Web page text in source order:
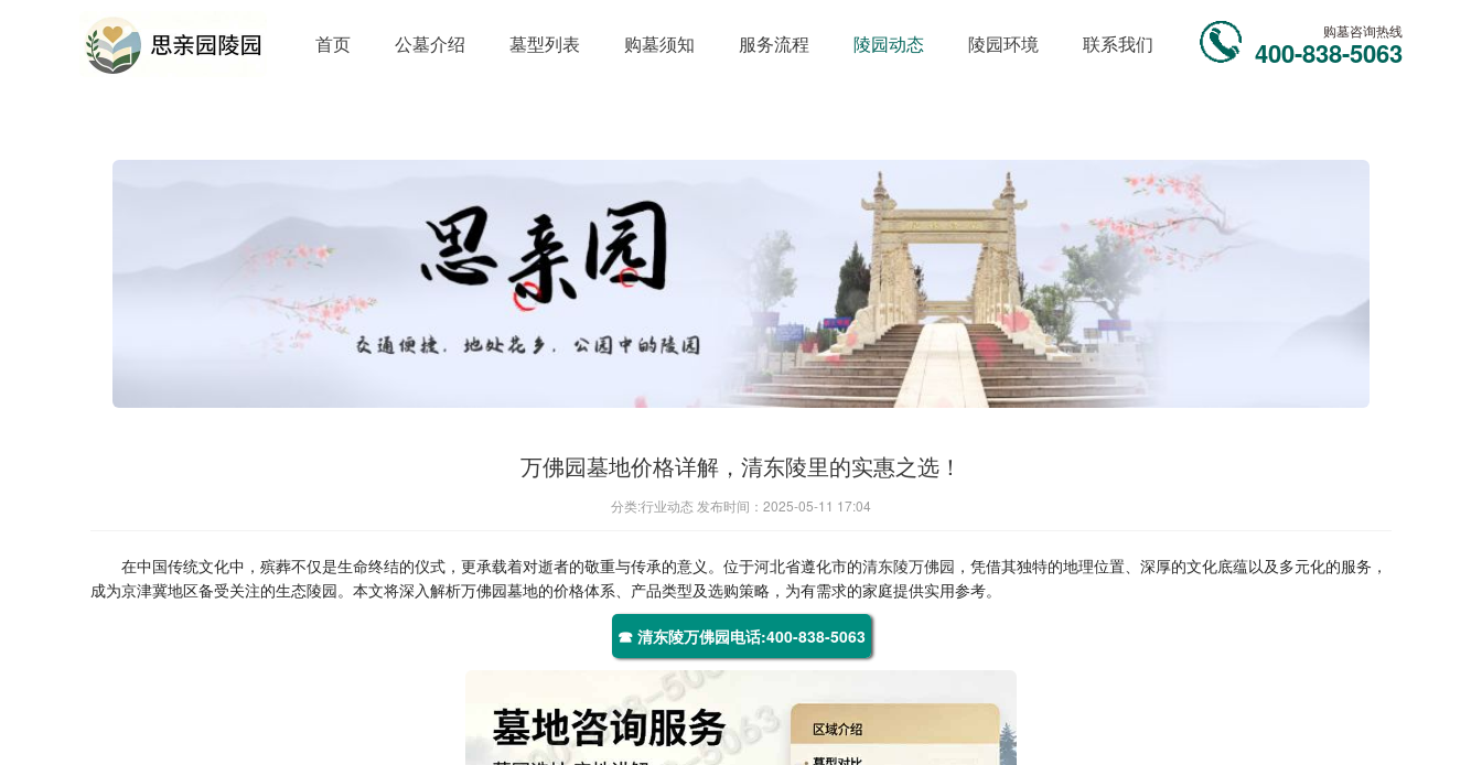
首页 公墓介绍 墓型列表 购墓须知 服务流程 陵园动态 陵园环境 联系我们
购墓咨询热线
400-838-5063
万佛园墓地价格详解，清东陵里的实惠之选！
分类:行业动态 发布时间：2025-05-11 17:04
在中国传统文化中，殡葬不仅是生命终结的仪式，更承载着对逝者的敬重与传承的意义。位于河北省遵化市的清东陵万佛园 ，凭借其独特的地理位置、深厚的文化底蕴以及多元化的服务，
成为京津冀地区备受关注的生态陵园。本文将深入解析万佛园墓地的价格体系、产品类型及选购策略，为有需求的家庭提供实用参考。
☎ 清东陵万佛园电话:400-838-5063